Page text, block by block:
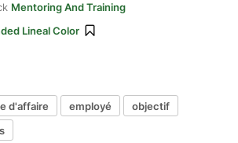
Mentoring And Training
Lineal Color
d'affaire employé
objectif